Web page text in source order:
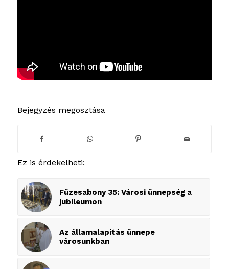
Bejegyzés megosztása
Ez is érdekelheti:
Füzesabony 35: Városi ünnepség a
jubileumon
Az államalapítás ünnepe
városunkban